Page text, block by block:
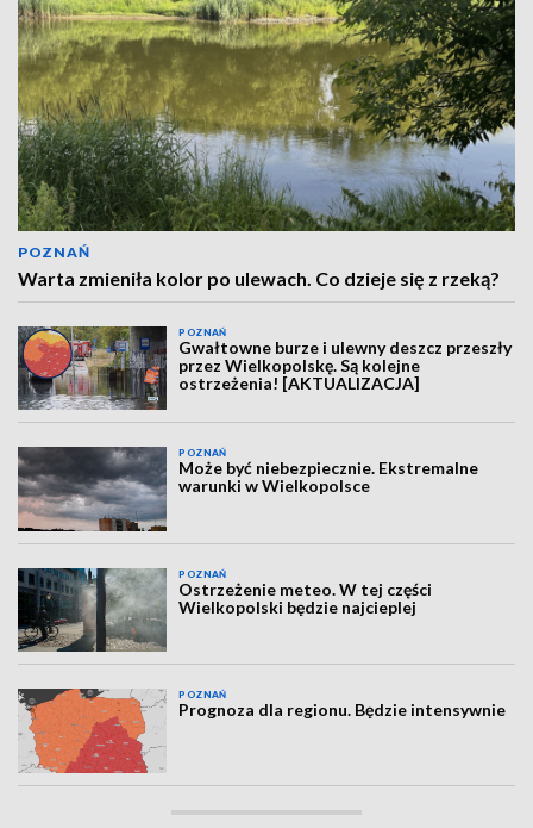
POZNAŃ
Warta zmieniła kolor po ulewach. Co dzieje się z rzeką?
POZNAŃ
Gwałtowne burze i ulewny deszcz przeszły
przez Wielkopolskę. Są kolejne
ostrzeżenia! [AKTUALIZACJA]
POZNAŃ
Może być niebezpiecznie. Ekstremalne
warunki w Wielkopolsce
POZNAŃ
Ostrzeżenie meteo. W tej części
Wielkopolski będzie najcieplej
POZNAŃ
Prognoza dla regionu. Będzie intensywnie